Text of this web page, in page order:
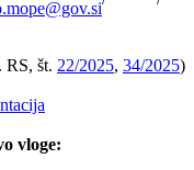
RS, št. 22/2025, 34/2025)
vloge: